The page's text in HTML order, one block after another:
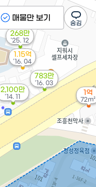
268만
'25. 12
1억
72m²
1.15억
'16. 04
783만
'16. 03
2,100만
'14. 11
매물만 보기